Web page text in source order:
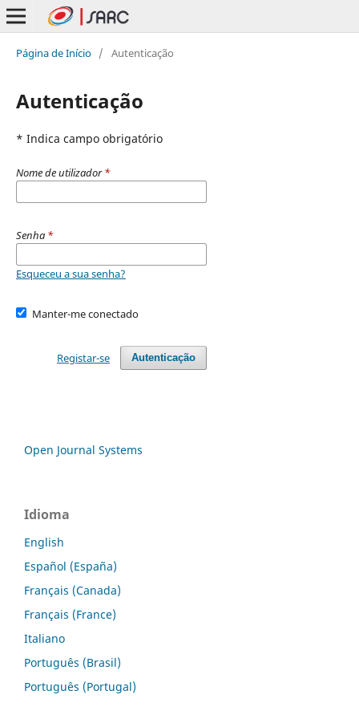
Página de Início / Autenticação
Autenticação
* Indica campo obrigatório
Nome de utilizador*
Senha *
Esqueceu a sua senha?
Manter-me conectado
Autenticação
Registar-se
Open Journal Systems
Idioma
English
Español (España)
Français (Canada)
Français (France)
Italiano
Português (Brasil)
Português (Portugal)